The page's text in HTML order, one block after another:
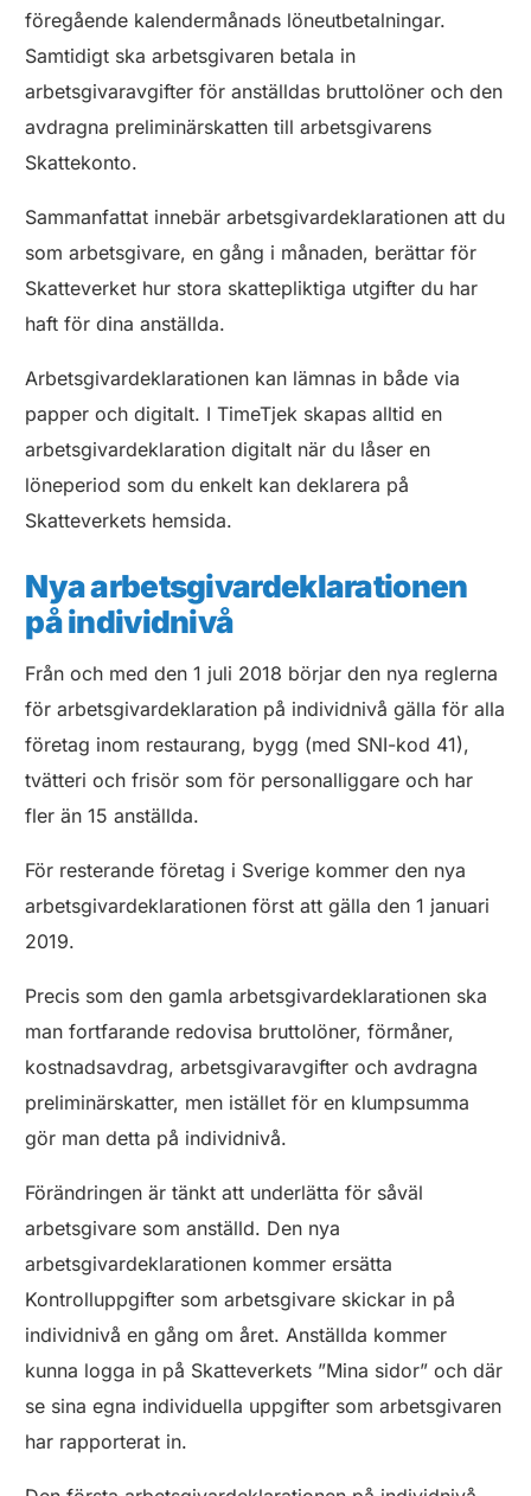
föregående kalendermånads löneutbetalningar.
Samtidigt ska arbetsgivaren betala in
arbetsgivaravgifter för anställdas bruttolöner och den
avdragna preliminärskatten till arbetsgivarens
Skattekonto.
Sammanfattat innebär arbetsgivardeklarationen att du
som arbetsgivare, en gång i månaden, berättar för
Skatteverket hur stora skattepliktiga utgifter du har
haft för dina anställda.
Arbetsgivardeklarationen kan lämnas in både via
papper och digitalt. I TimeTjek skapas alltid en
arbetsgivardeklaration digitalt när du låser en
löneperiod som du enkelt kan deklarera på
Skatteverkets hemsida.
Nya arbetsgivardeklarationen
på individnivå
Från och med den 1 juli 2018 börjar den nya reglerna
för arbetsgivardeklaration på individnivå gälla för alla
företag inom restaurang, bygg (med SNI-kod 41),
tvätteri och frisör som för personalliggare och har
fler än 15 anställda.
För resterande företag i Sverige kommer den nya
arbetsgivardeklarationen först att gälla den 1 januari
2019.
Precis som den gamla arbetsgivardeklarationen ska
man fortfarande redovisa bruttolöner, förmåner,
kostnadsavdrag, arbetsgivaravgifter och avdragna
preliminärskatter, men istället för en klumpsumma
gör man detta på individnivå.
Förändringen är tänkt att underlätta för såväl
arbetsgivare som anställd. Den nya
arbetsgivardeklarationen kommer ersätta
Kontrolluppgifter som arbetsgivare skickar in på
individnivå en gång om året. Anställda kommer
kunna logga in på Skatteverkets ”Mina sidor” och där
se sina egna individuella uppgifter som arbetsgivaren
har rapporterat in.